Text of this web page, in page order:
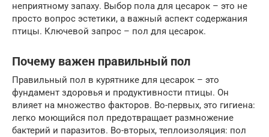
неприятному запаху. Выбор пола для цесарок – это не
просто вопрос эстетики, а важный аспект содержания
птицы. Ключевой запрос – пол для цесарок.
Почему важен правильный пол
Правильный пол в курятнике для цесарок – это
фундамент здоровья и продуктивности птицы. Он
влияет на множество факторов. Во-первых, это гигиена:
легко моющийся пол предотвращает размножение
бактерий и паразитов. Во-вторых, теплоизоляция: пол